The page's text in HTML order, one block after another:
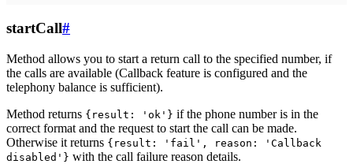
startCall#
Method allows you to start a return call to the specified number, if
the calls are available (Callback feature is configured and the
telephony balance is sufficient).
Method returns {result: 'ok'} if the phone number is in the
correct format and the request to start the call can be made.
Otherwise it returns {result: 'fail', reason: 'Callback
disabled'} with the call failure reason details.